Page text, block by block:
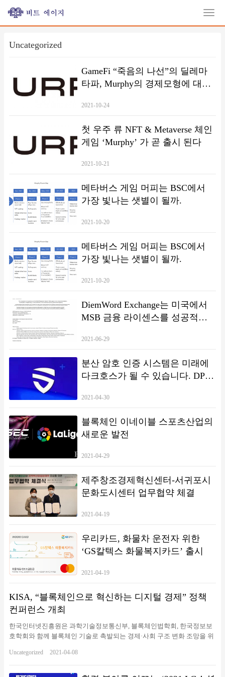
Uncategorized
GameFi “죽음의 나선”의 딜레마
타파, Murphy의 경제모형에 대한
2021-10-24
첫 우주 류 NFT & Metaverse 체인
게임 ‘Murphy’ 가 곧 출시 된다
2021-10-21
메타버스 게임 머피는 BSC에서
가장 빛나는 샛별이 될까.
2021-10-20
메타버스 게임 머피는 BSC에서
가장 빛나는 샛별이 될까.
2021-10-20
DiemWord Exchange는 미국에서
MSB 금융 라이센스를 성공적으
글로벌 배포가 곧 시작됩니다.
2021-06-29
분산 암호 인증 시스템은 미래에
다크호스가 될 수 있습니다. DPAS
합니다
2021-04-30
블록체인 이네이블 스포츠산업의
새로운 발전
2021-04-29
제주창조경제혁신센터-서귀포시
문화도시센터 업무협약 체결
2021-04-19
우리카드, 화물차 운전자 위한
‘GS칼텍스 화물복지카드’ 출시
2021-04-19
KISA, “블록체인으로 혁신하는 디지털 경제” 정책
컨퍼런스 개최
한국인터넷진흥원은 과학기술정보통신부, 블록체인법학회, 한국정보보
호학회와 함께 블록체인 기술로 촉발되는 경제·사회 구조 변화 조망을 위
회관에서 개최된 “블록체인으로 혁신하는 디지털 경제”정책 컨퍼런스에
Uncategorized 2021-04-08